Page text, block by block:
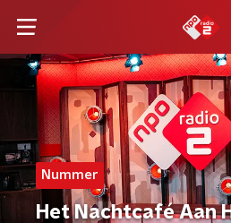
Nummer
Het Nachtcafé Aan